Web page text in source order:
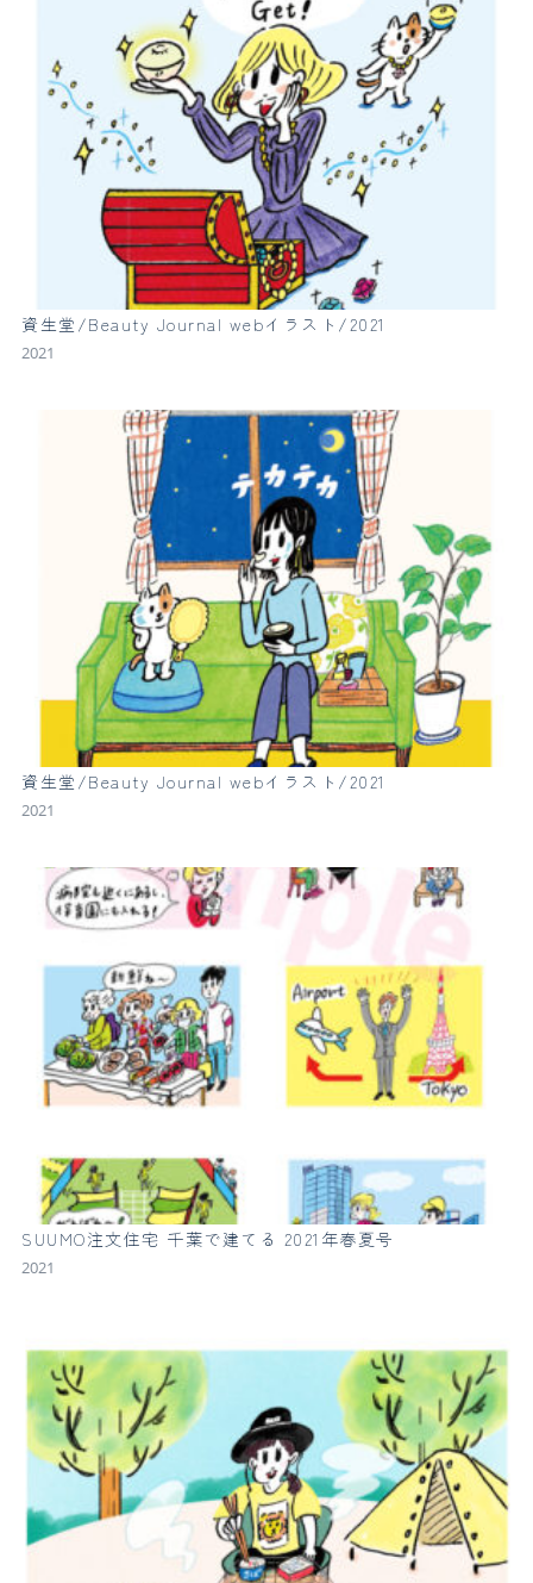
資生堂/Beauty Journal webイラスト/2021
2021
資生堂/Beauty Journal webイラスト/2021
2021
SUUMO注文住宅 千葉で建てる 2021年春夏号
2021